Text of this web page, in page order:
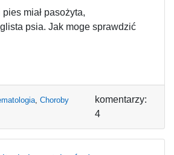
miał pasożyta,
psia. Jak moge sprawdzić
, Choroby
komentarzy:
4